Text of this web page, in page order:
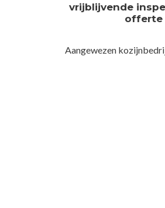
vrijblijvende
offerte
Aangewezen